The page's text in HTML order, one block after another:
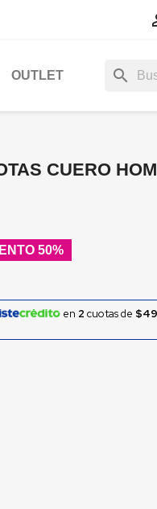
OUTLET search
CUERO
50%
en 2 cuotas de